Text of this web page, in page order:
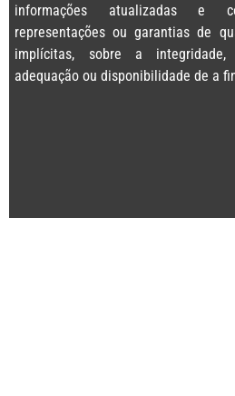
informações atualizadas e
representações ou garantias de
implícitas, sobre a integridade,
adequação ou disponibilidade de a